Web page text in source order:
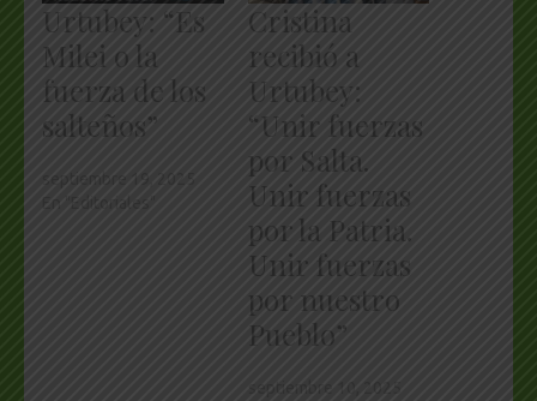
Urtubey: “Es
Milei o la
fuerza de los
salteños”
Cristina
recibió a
Urtubey:
“Unir fuerzas
por Salta.
Unir fuerzas
por la Patria.
Unir fuerzas
por nuestro
Pueblo”